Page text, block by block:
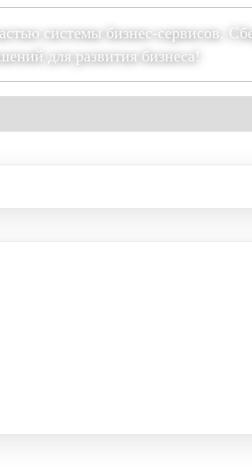
системы бизнес-сервисов.
для развития бизнеса!